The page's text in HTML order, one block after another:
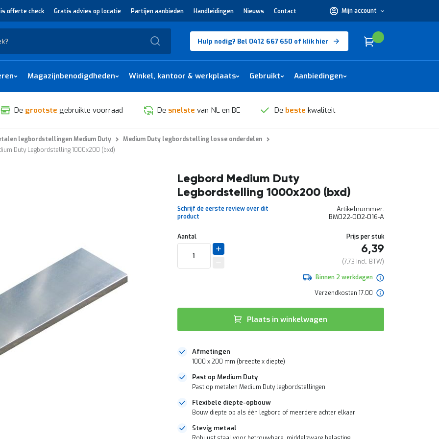
offerte check Gratis advies op locatie Partijen aanbieden Handleidingen Nieuws Contact Mijn account
nodig?
Hulp nodig? Bel 0412 667 650 of klik hier Winkelwagen
Cart
Magazijnbenodigdheden Winkel, kantoor & werkplaats Gebruikt Aanbiedingen
De grootste gebruikte voorraad De snelste van NL en BE De beste kwaliteit
legbordstellingen Medium Duty
Medium Duty legbordstelling losse onderdelen
Duty Legbordstelling 1000x200 (bxd)
Legbord Medium Duty
Legbordstelling 1000x200 (bxd)
Schrijf de eerste review over dit
product
Artikelnummer
BM022-002-016-A
Aantal Prijs per stuk
6,39
7,73
Binnen 2 werkdagen
Verzendkosten 17.00
Plaats in winkelwagen
Afmetingen
1000 x 200 mm (breedte x diepte)
Past op Medium Duty
Past op metalen Medium Duty legbordstellingen
Flexibele diepte-opbouw
Bouw diepte op als één legbord of meerdere achter elkaar
Stevig metaal